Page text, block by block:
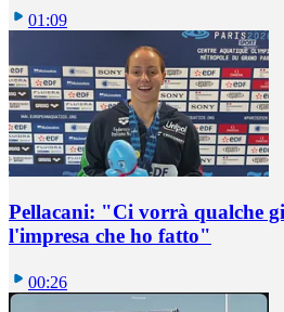
01:09
Pellacani: "Ci vorrà qualche
l'impresa che ho fatto"
00:26